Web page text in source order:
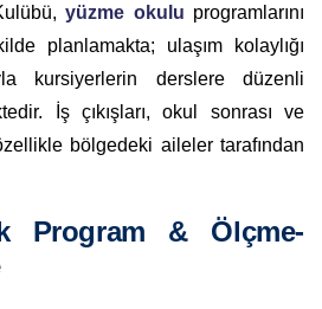
yüzme okulu programlarını
planlamakta; ulaşım kolaylığı
kursiyerlerin derslere düzenli
İş çıkışları, okul sonrası ve
bölgedeki aileler tarafından
Program & Ölçme-